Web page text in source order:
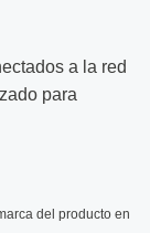
a la red
para
del producto en